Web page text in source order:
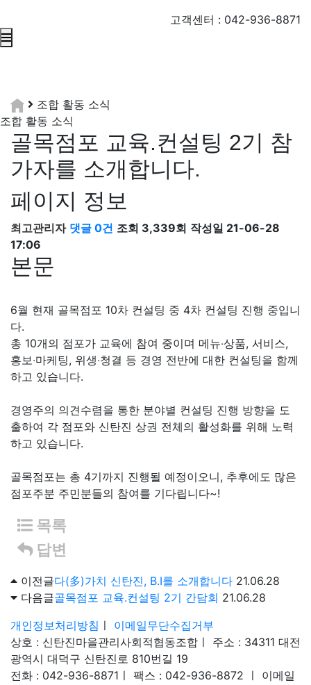
고객센터 : 042-936-8871
조합 활동 소식
조합 활동 소식
골목점포 교육.컨설팅 2기 참
가자를 소개합니다.
페이지 정보
최고관리자 댓글 0건 조회 3,339회 작성일 21-06-28
17:06
본문
6월 현재 골목점포 10차 컨설팅 중 4차 컨설팅 진행 중입니
다.
총 10개의 점포가 교육에 참여 중이며 메뉴‧상품, 서비스,
홍보‧마케팅, 위생‧청결 등 경영 전반에 대한 컨설팅을 함께
하고 있습니다.
경영주의 의견수렴을 통한 분야별 컨설팅 진행 방향을 도
출하여 각 점포와 신탄진 상권 전체의 활성화를 위해 노력
하고 있습니다.
골목점포는 총 4기까지 진행될 예정이오니, 추후에도 많은
점포주분 주민분들의 참여를 기다립니다~!
목록
답변
이전글다(多)가치 신탄진, B.I를 소개합니다 21.06.28
다음글골목점포 교육.컨설팅 2기 간담회 21.06.28
개인정보처리방침 ㅣ
이메일무단수집거부
상호 : 신탄진마을관리사회적협동조합 ㅣ
주소 : 34311 대전
광역시 대덕구 신탄진로 810번길 19
전화 : 042-936-8871 ㅣ 팩스 : 042-936-8872 ㅣ 이메일